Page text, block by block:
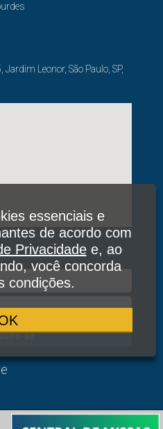
Leonor, São Paulo, SP,
se
Associação Devotos
essenciais e
de acordo com
Privacidadee, ao
você concorda
condições.